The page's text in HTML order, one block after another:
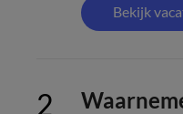
Bekijk